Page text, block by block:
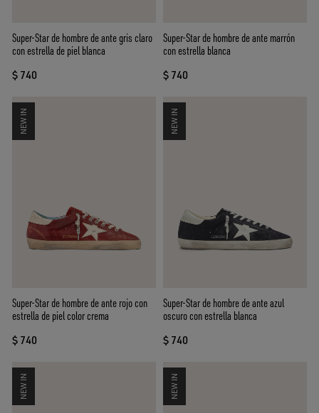
Super-Star de hombre de ante gris claro
con estrella de piel blanca
$ 740
Super-Star de hombre de ante marrón
con estrella blanca
$ 740
NEW IN
Super-Star de hombre de ante rojo con
estrella de piel color crema
$ 740
NEW IN
Super-Star de hombre de ante azul
oscuro con estrella blanca
$ 740
NEW IN NEW IN